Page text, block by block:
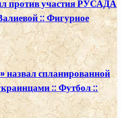
против участия РУСАДА
:: Фигурное
спланированной
:: Футбол ::